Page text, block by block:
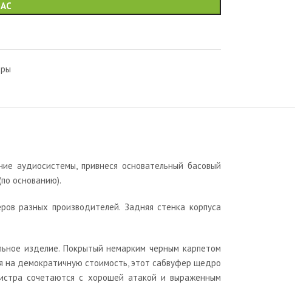
аудиосистемы, привнеся основательный басовый
основанию).
разных производителей. Задняя стенка корпуса
изделие. Покрытый немарким черным карпетом
на демократичную стоимость, этот сабвуфер щедро
сочетаются с хорошей атакой и выраженным